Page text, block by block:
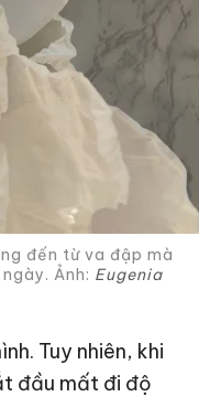
đến từ va đập mà
Ảnh: Eugenia
Tuy nhiên, khi
đầu mất đi độ